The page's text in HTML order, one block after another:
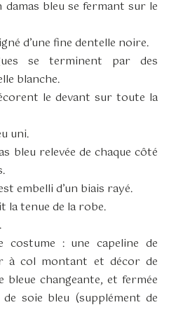
bleu se fermant sur le
d’une fine dentelle noire.
se terminent par des
blanche.
le devant sur toute la
uni.
bleu relevée de chaque côté
embelli d’un biais rayé.
la tenue de la robe.
: une capeline de
à col montant et décor de
bleue changeante, et fermée
soie bleu (supplément de